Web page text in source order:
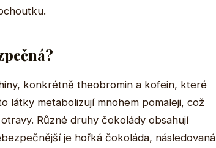
konkrétně theobromin a kofein, které
látky metabolizují mnohem pomaleji, což
Různé druhy čokolády obsahují
je hořká čokoláda, následovaná